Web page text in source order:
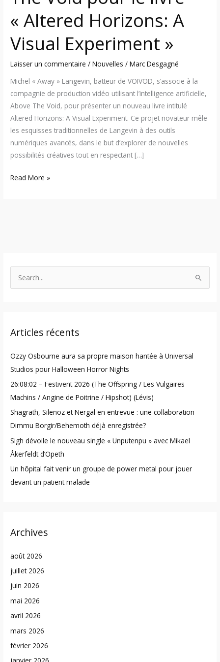
« Altered Horizons: A
Visual Experiment »
Laisser un commentaire /Nouvelles /Marc Desgagné
Michel « Away » Langevin, batteur de VOIVOD, s’associe à la
compagnie de production vidéo utilisant l’intelligence artificielle,
Above The Void, pour présenter un nouveau livre intitulé
Altered Horizons: A Visual Experiment. Ce projet novateur mêle
les esquisses traditionnelles de Langevin à des outils
numériques avancés, dans le but d’explorer de nouvelles
possibilités créatives tout en respectant […]
Read More »
c
f
o
r
:
Articles récents
Ozzy Osbourne aura sa propre maison hantée à Universal
Studios pour Halloween Horror Nights
26:08:02 – Festivent 2026 (The Offspring / Les Vulgaires
Machins / Angine de Poitrine / Hipshot) (Lévis)
Shagrath, Silenoz et Nergal en entrevue : une collaboration
Dimmu Borgir/Behemoth déjà enregistrée?
Sigh dévoile le nouveau single « Unputenpu » avec Mikael
Åkerfeldt d’Opeth
Un hôpital fait venir un groupe de power metal pour jouer
devant un patient malade
Archives
août 2026
juillet 2026
juin 2026
mai 2026
avril 2026
mars 2026
février 2026